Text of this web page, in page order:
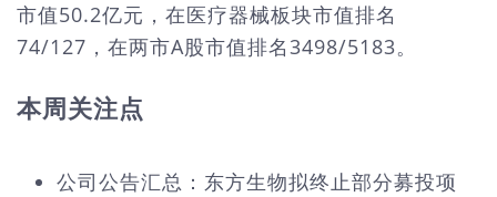
市值50.2亿元，在医疗器械板块市值排名
74/127，在两市A股市值排名3498/5183。
本周关注点
公司公告汇总：东方生物拟终止部分募投项